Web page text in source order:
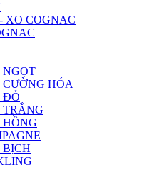
XO COGNAC
NGỌT
HÓA
ĐỎ
TRẮNG
BỊCH